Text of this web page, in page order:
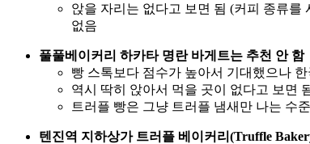
앉을 자리는 없다고 보면 됨 (커피 종류를
없음
풀풀베이커리 하카타 명란 바게트는 추천 안 함
빵 스톡보다 점수가 높아서 기대했으나
역시 딱히 앉아서 먹을 곳이 없다고 보면
트러플 빵은 그냥 트러플 냄새만 나는 수
텐진역 지하상가 트러플 베이커리(Truffle